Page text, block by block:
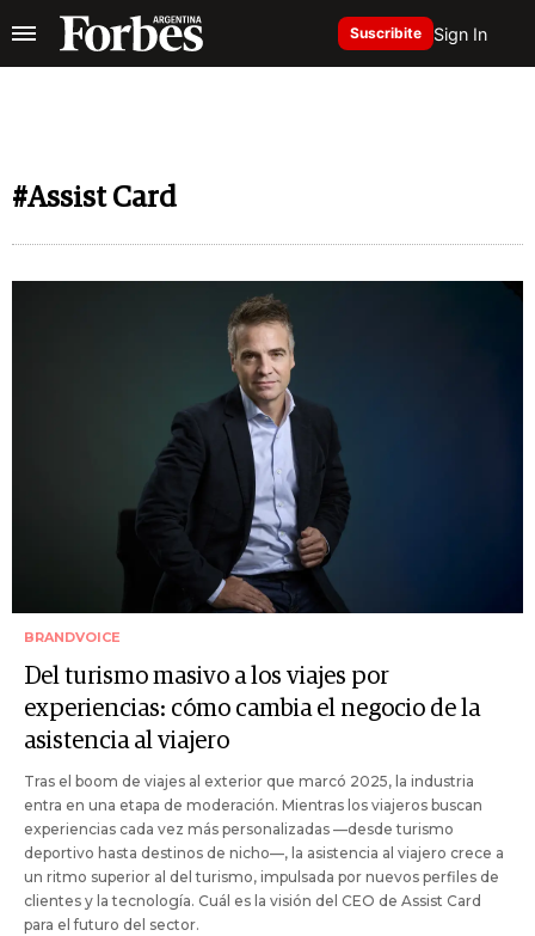
Suscribite Sign In
#Assist Card
BRANDVOICE
Del turismo masivo a los viajes por
experiencias: cómo cambia el negocio de la
asistencia al viajero
Tras el boom de viajes al exterior que marcó 2025, la industria
entra en una etapa de moderación. Mientras los viajeros buscan
experiencias cada vez más personalizadas —desde turismo
deportivo hasta destinos de nicho—, la asistencia al viajero crece a
un ritmo superior al del turismo, impulsada por nuevos perfiles de
clientes y la tecnología. Cuál es la visión del CEO de Assist Card
para el futuro del sector.